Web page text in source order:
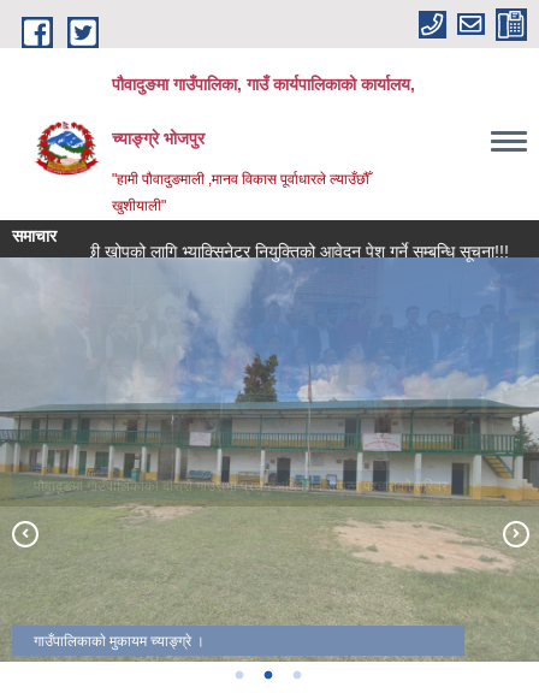
Skip to main content
पौवादुङमा गाउँपालिका, गाउँ कार्यपालिकाको कार्यालय,
च्याङ्ग्रे भोजपुर
"हामी पौवादुङमाली ,मानव विकास पूर्वाधारले ल्याउँछौँ
खुशीयाली"
समाचार
पशुपन्छी खोपको लागि भ्याक्सिनेटर नियुक्तिको आवेदन पेश गर्ने सम्बन्धि सूचना!!!
मौजुदा
पौवादुङमा गाउँपालिकाको दोस्रो गाउँसभा प्रथम अधिवेशन सम्पन्न पश्चातको तस्विर
गाउँपालिकाकाे मुकायम च्याङ्ग्रे ।
च्याङ्ग्रे पोखरी।